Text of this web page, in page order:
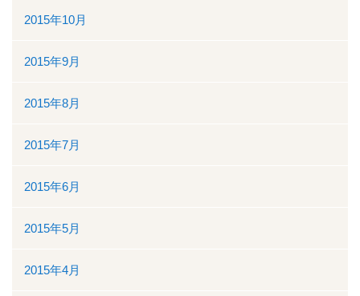
2015年10月
2015年9月
2015年8月
2015年7月
2015年6月
2015年5月
2015年4月